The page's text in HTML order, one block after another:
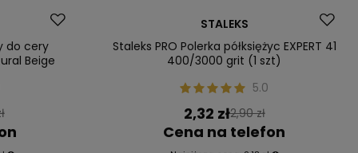
do cery
Beige
STALEKS
Staleks PRO Polerka półksiężyc EXPERT 41
400/3000 grit (1 szt)
5.0
2,32 zł2,90 zł
Cena na telefon